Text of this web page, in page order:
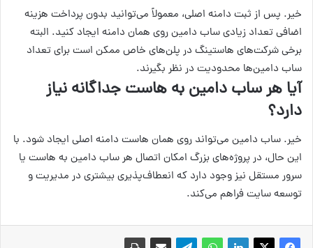
خیر. پس از ثبت دامنه اصلی، معمولاً می‌توانید بدون پرداخت هزینه
اضافی تعداد زیادی ساب دامین روی همان دامنه ایجاد کنید. البته
برخی شرکت‌های هاستینگ در پلن‌های خاص ممکن است برای تعداد
ساب دامین‌ها محدودیت در نظر بگیرند.
آیا هر ساب دامین به هاست جداگانه نیاز
دارد؟
خیر. ساب دامین می‌تواند روی همان هاست دامنه اصلی ایجاد شود. با
این حال، در پروژه‌های بزرگ امکان اتصال هر ساب دامین به هاست یا
سرور مستقل نیز وجود دارد که انعطاف‌پذیری بیشتری در مدیریت و
توسعه سایت فراهم می‌کند.